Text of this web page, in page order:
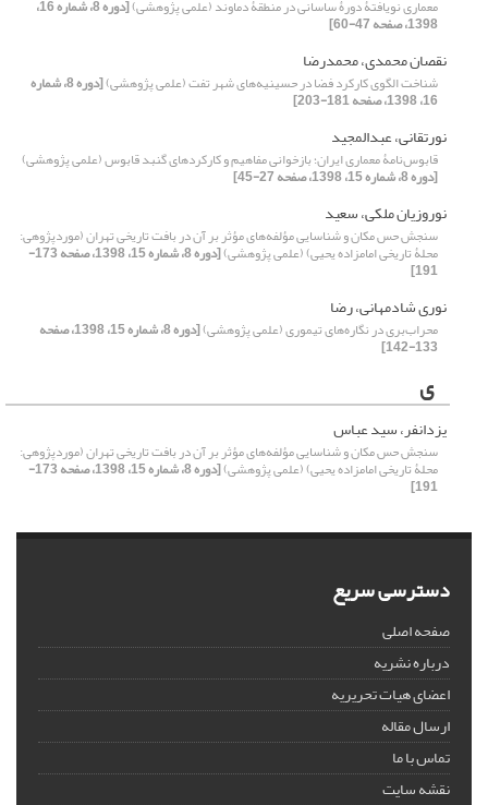
معماری نویافتۀ دورۀ ساسانی در منطقۀ دماوند (علمی پژوهشی) [دوره 8، شماره 16،
1398، صفحه 47-60]
نقصان محمدی، محمدرضا
شناخت الگوی کارکرد فضا در حسینیه‌های شهر تفت (علمی پژوهشی) [دوره 8، شماره
16، 1398، صفحه 181-203]
نورتقانی، عبدالمجید
قابوس‌نامۀ معماری ایران؛ بازخوانی مفاهیم و کارکردهای گنبد قابوس (علمی پژوهشی)
[دوره 8، شماره 15، 1398، صفحه 27-45]
نوروزیان ملکی، سعید
سنجش حس مکان و شناسایی مؤلفه‌های مؤثر بر آن در بافت تاریخی تهران (موردپژوهی:
محلۀ تاریخی امامزاده یحیی) (علمی پژوهشی) [دوره 8، شماره 15، 1398، صفحه 173-
191]
نوری شادمهانی، رضا
محراب‌بری در نگاره‌های تیموری (علمی پژوهشی) [دوره 8، شماره 15، 1398، صفحه
133-142]
ی
یزدانفر، سید عباس
سنجش حس مکان و شناسایی مؤلفه‌های مؤثر بر آن در بافت تاریخی تهران (موردپژوهی:
محلۀ تاریخی امامزاده یحیی) (علمی پژوهشی) [دوره 8، شماره 15، 1398، صفحه 173-
191]
دسترسی سریع
صفحه اصلی
درباره نشریه
اعضای هیات تحریریه
ارسال مقاله
تماس با ما
نقشه سایت